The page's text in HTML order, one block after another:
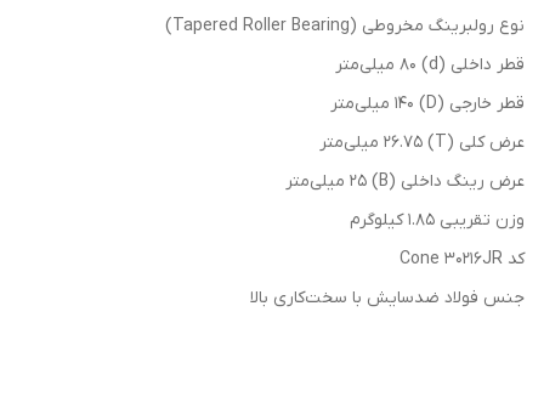
نوع رولبرینگ مخروطی (Tapered Roller Bearing)
قطر داخلی (d) 80 میلی‌متر
قطر خارجی (D) 140 میلی‌متر
عرض کلی (T) 26.75 میلی‌متر
عرض رینگ داخلی (B) 25 میلی‌متر
وزن تقریبی 1.85 کیلوگرم
کد Cone 30216JR
جنس فولاد ضدسایش با سخت‌کاری بالا